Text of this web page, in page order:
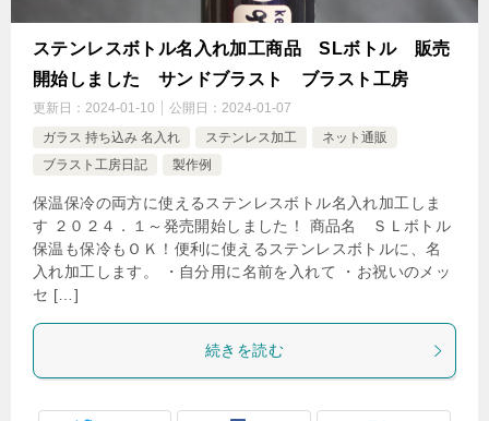
ステンレスボトル名入れ加工商品 SLボトル 販売
開始しました サンドブラスト ブラスト工房
更新日： 2024-01-10 公開日： 2024-01-07
ガラス 持ち込み 名入れ
ステンレス加工
ネット通販
ブラスト工房日記
製作例
保温保冷の両方に使えるステンレスボトル名入れ加工しま
す ２０２４．１～発売開始しました！ 商品名 ＳＬボトル
保温も保冷もＯＫ！便利に使えるステンレスボトルに、名
入れ加工します。 ・自分用に名前を入れて ・お祝いのメッ
セ […]
続きを読む